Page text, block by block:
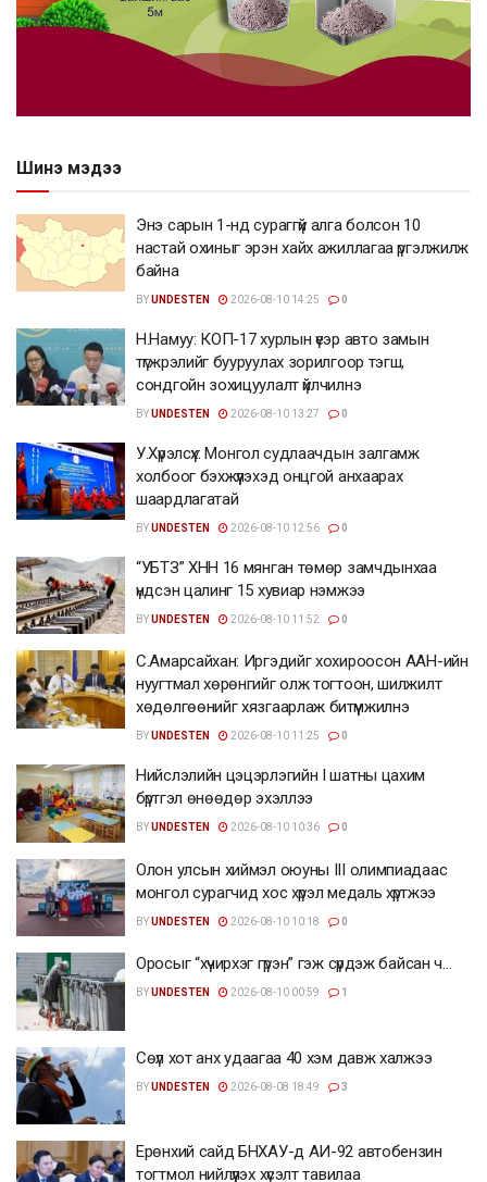
Шинэ мэдээ
Энэ сарын 1-нд сураггүй алга болсон 10
настай охиныг эрэн хайх ажиллагаа үргэлжилж
байна
BYUNDESTEN 2026-08-10 14:25 0
Н.Намуу: КОП-17 хурлын үеэр авто замын
түгжрэлийг бууруулах зорилгоор тэгш,
сондгойн зохицуулалт үйлчилнэ
BYUNDESTEN 2026-08-10 13:27 0
У.Хүрэлсүх: Монгол судлаачдын залгамж
холбоог бэхжүүлэхэд онцгой анхаарах
шаардлагатай
BYUNDESTEN 2026-08-10 12:56 0
“УБТЗ” ХНН 16 мянган төмөр замчдынхаа
үндсэн цалинг 15 хувиар нэмжээ
BYUNDESTEN 2026-08-10 11:52 0
С.Амарсайхан: Иргэдийг хохироосон ААН-ийн
нуугтмал хөрөнгийг олж тогтоон, шилжилт
хөдөлгөөнийг хязгаарлаж битүүмжилнэ
BYUNDESTEN 2026-08-10 11:25 0
Нийслэлийн цэцэрлэгийн I шатны цахим
бүртгэл өнөөдөр эхэллээ
BYUNDESTEN 2026-08-10 10:36 0
Олон улсын хиймэл оюуны III олимпиадаас
монгол сурагчид хос хүрэл медаль хүртжээ
BYUNDESTEN 2026-08-10 10:18 0
Оросыг “хүчирхэг гүрэн” гэж сүрдэж байсан ч…
BYUNDESTEN 2026-08-10 00:59 1
Сөүл хот анх удаагаа 40 хэм давж халжээ
BYUNDESTEN 2026-08-08 18:49 3
Ерөнхий сайд БНХАУ-д АИ-92 автобензин
тогтмол нийлүүлэх хүсэлт тавилаа